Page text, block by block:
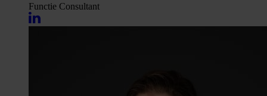
Functie Consultant